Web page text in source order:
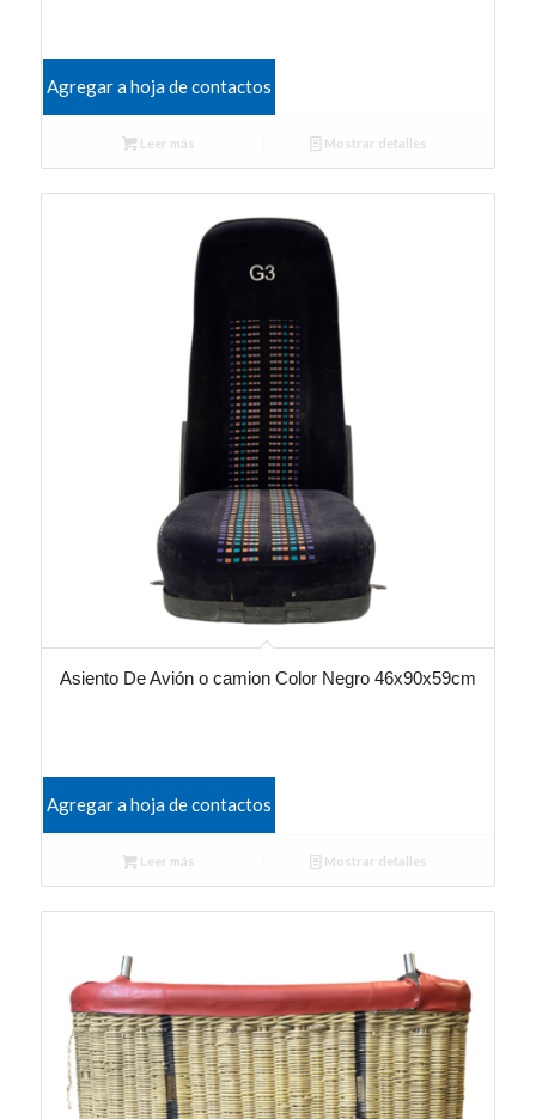
Agregar a hoja de contactos
Leer más Mostrar detalles
Asiento De Avión o camion Color Negro 46x90x59cm
Agregar a hoja de contactos
Leer más Mostrar detalles